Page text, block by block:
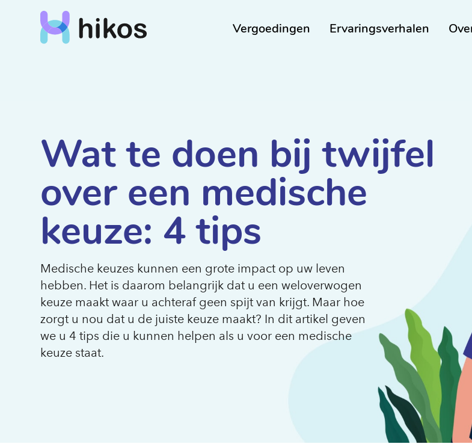
Vergoedingen Ervaringsverhalen
Wat te doen bij twijfel
over een medische
keuze: 4 tips
Medische keuzes kunnen een grote impact op uw leven
hebben. Het is daarom belangrijk dat u een weloverwogen
keuze maakt waar u achteraf geen spijt van krijgt. Maar hoe
zorgt u nou dat u de juiste keuze maakt? In dit artikel geven
we u 4 tips die u kunnen helpen als u voor een medische
keuze staat.